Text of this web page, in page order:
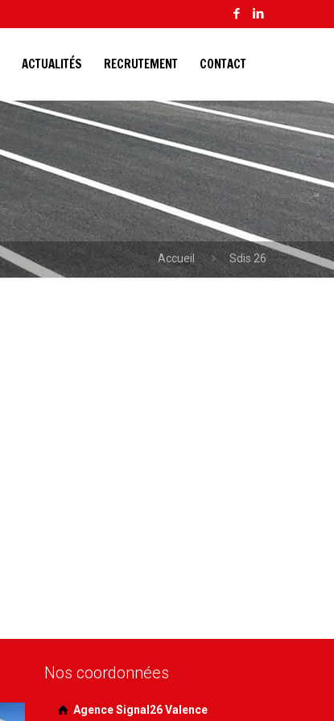
ACTUALITÉS RECRUTEMENT CONTACT
Accueil Sdis 26
Nos coordonnées
Agence Signal26 Valence